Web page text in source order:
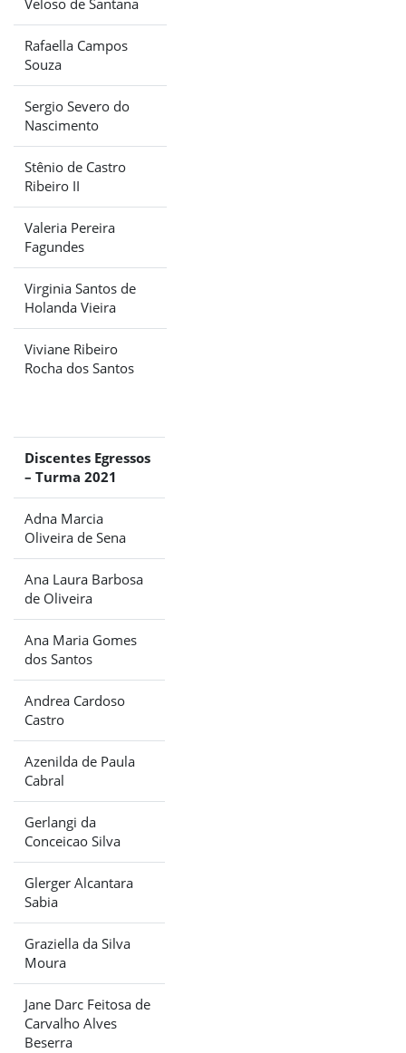
Rafaella Campos
Souza
Sergio Severo do
Nascimento
Stênio de Castro
Ribeiro II
Valeria Pereira
Fagundes
Virginia Santos de
Holanda Vieira
Viviane Ribeiro
Rocha dos Santos
Discentes Egressos
– Turma 2021
Adna Marcia
Oliveira de Sena
Ana Laura Barbosa
de Oliveira
Ana Maria Gomes
dos Santos
Andrea Cardoso
Castro
Azenilda de Paula
Cabral
Gerlangi da
Conceicao Silva
Glerger Alcantara
Sabia
Graziella da Silva
Moura
Jane Darc Feitosa de
Carvalho Alves
Beserra